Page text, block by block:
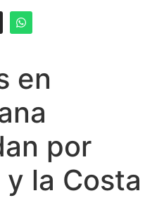
en
por
la Costa